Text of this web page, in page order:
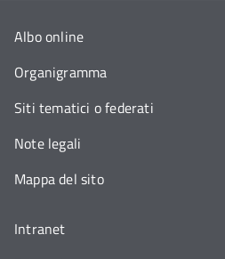
Albo online
Organigramma
Siti tematici o federati
Note legali
Mappa del sito
Intranet